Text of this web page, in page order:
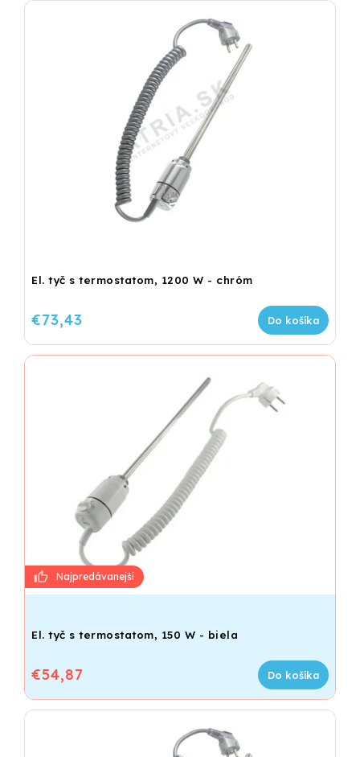
El. tyč s termostatom, 1200 W - chróm
€73,43 Do košíka
El. tyč s termostatom, 150 W - biela
€54,87 Do košíka